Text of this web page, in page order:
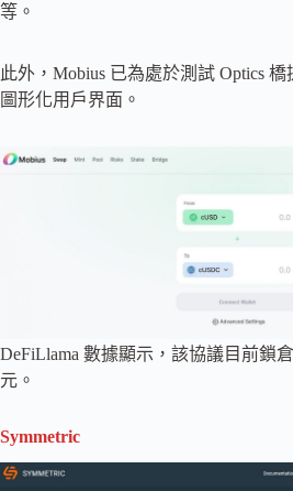
等。
此外，Mobius 已為處於測試 Optics
圖形化用戶界面。
DeFiLlama 數據顯示，該協議目前鎖
元。
Symmetric